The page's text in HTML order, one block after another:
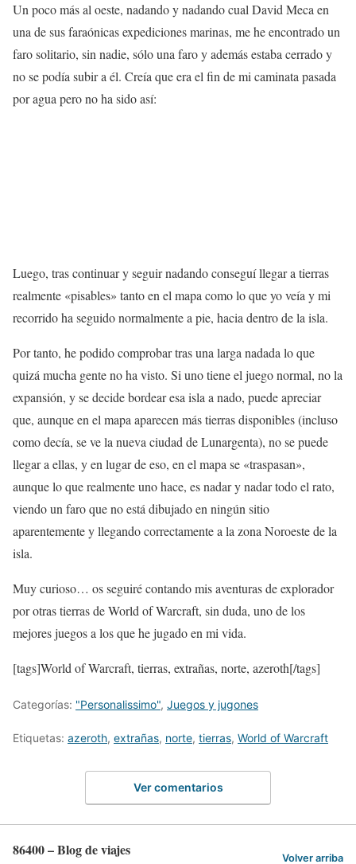
Un poco más al oeste, nadando y nadando cual David Meca en
una de sus faraónicas expediciones marinas, me he encontrado un
faro solitario, sin nadie, sólo una faro y además estaba cerrado y
no se podía subir a él. Creía que era el fin de mi caminata pasada
por agua pero no ha sido así:
Luego, tras continuar y seguir nadando conseguí llegar a tierras
realmente «pisables» tanto en el mapa como lo que yo veía y mi
recorrido ha seguido normalmente a pie, hacia dentro de la isla.
Por tanto, he podido comprobar tras una larga nadada lo que
quizá mucha gente no ha visto. Si uno tiene el juego normal, no la
expansión, y se decide bordear esa isla a nado, puede apreciar
que, aunque en el mapa aparecen más tierras disponibles (incluso
como decía, se ve la nueva ciudad de Lunargenta), no se puede
llegar a ellas, y en lugar de eso, en el mapa se «traspasan»,
aunque lo que realmente uno hace, es nadar y nadar todo el rato,
viendo un faro que no está dibujado en ningún sitio
aparentemente y llegando correctamente a la zona Noroeste de la
isla.
Muy curioso… os seguiré contando mis aventuras de explorador
por otras tierras de World of Warcraft, sin duda, uno de los
mejores juegos a los que he jugado en mi vida.
[tags]World of Warcraft, tierras, extrañas, norte, azeroth[/tags]
Categorías: "Personalissimo", Juegos y jugones
Etiquetas: azeroth, extrañas, norte, tierras, World of Warcraft
Ver comentarios
86400 – Blog de viajes Volver arriba